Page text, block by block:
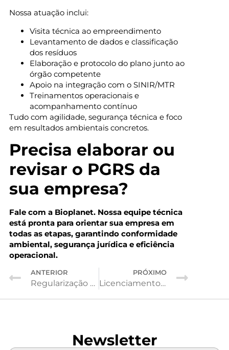
Nossa atuação inclui:
Visita técnica ao empreendimento
Levantamento de dados e classificação
dos resíduos
Elaboração e protocolo do plano junto ao
órgão competente
Apoio na integração com o SINIR/MTR
Treinamentos operacionais e
acompanhamento contínuo
Tudo com agilidade, segurança técnica e foco
em resultados ambientais concretos.
Precisa elaborar ou
revisar o PGRS da
sua empresa?
Fale com a Bioplanet. Nossa equipe técnica
está pronta para orientar sua empresa em
todas as etapas, garantindo conformidade
ambiental, segurança jurídica e eficiência
operacional.
ANTERIOR
Regularização ambiental de loteamentos no RS: como garantir aprovação rápida e dentro da legislação
PRÓXIMO
Licenciamento ambiental no RS: o que sua empresa precisa saber para obter LP, LI e LO com agilidade e segurança
Newsletter